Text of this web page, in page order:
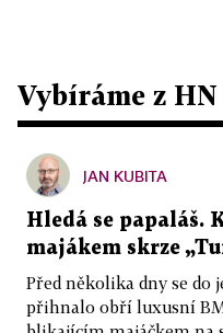
Vybíráme z HN
JAN KUBITA
Hledá se papaláš.
majákem skrze
Před několika dny se do
přihnalo obří luxusní